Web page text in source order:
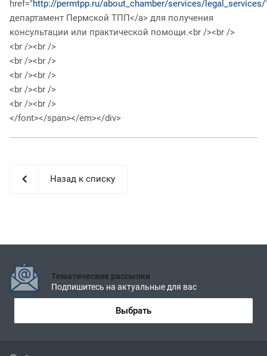
href="http://permtpp.ru/about_chamber/services/legal_services/
департамент Пермской ТПП</a> для получения
консультации или практической помощи.<br /><br />
<br /><br />
<br /><br />
<br /><br />
<br /><br />
<br /><br />
</font></span></em></div>
Назад к списку
Тематические рассылки
Подпишитесь на актуальные для вас
Выбрать